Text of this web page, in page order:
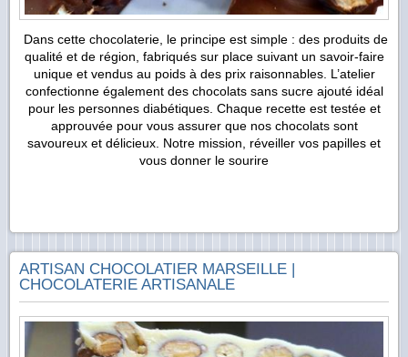
Dans cette chocolaterie, le principe est simple : des produits de
qualité et de région, fabriqués sur place suivant un savoir-faire
unique et vendus au poids à des prix raisonnables. L’atelier
confectionne également des chocolats sans sucre ajouté idéal
pour les personnes diabétiques. Chaque recette est testée et
approuvée pour vous assurer que nos chocolats sont
savoureux et délicieux. Notre mission, réveiller vos papilles et
vous donner le sourire
ARTISAN CHOCOLATIER MARSEILLE |
CHOCOLATERIE ARTISANALE